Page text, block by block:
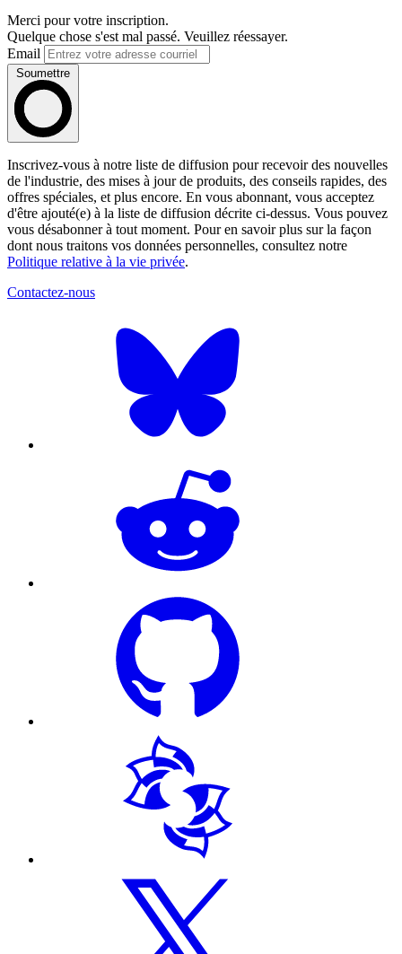
Merci pour votre inscription.
Quelque chose s'est mal passé. Veuillez réessayer.
Email
Soumettre
Inscrivez-vous à notre liste de diffusion pour recevoir des nouvelles
de l'industrie, des mises à jour de produits, des conseils rapides, des
offres spéciales, et plus encore. En vous abonnant, vous acceptez
d'être ajouté(e) à la liste de diffusion décrite ci-dessus. Vous pouvez
vous désabonner à tout moment. Pour en savoir plus sur la façon
dont nous traitons vos données personnelles, consultez notre
Politique relative à la vie privée.
Contactez-nous